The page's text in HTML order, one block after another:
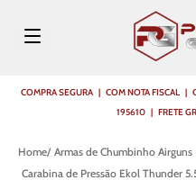
COMPRA SEGURA | COM NOTA FISCAL |
195610 | FRETE
Armas de Chumbinho Airguns
Carabina de Pressão Ekol Thunder